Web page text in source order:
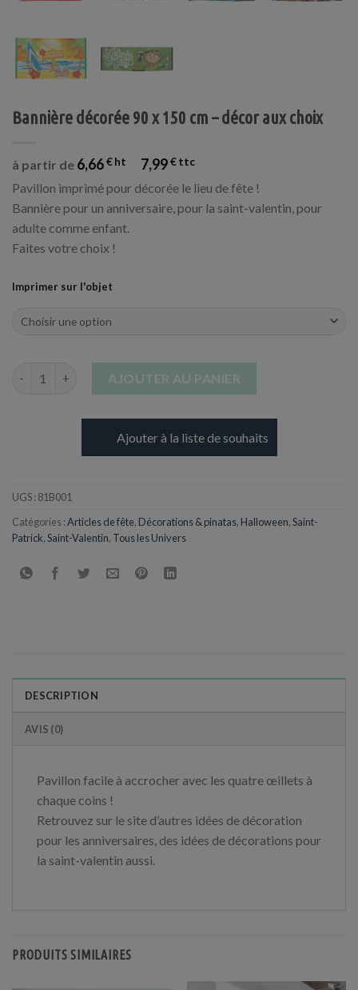
Bannière décorée 90 x 150 cm – décor aux choix
à partir de 6,66€ 7,99€
Pavillon imprimé pour décorée le lieu de fête !
Bannière pour un anniversaire, pour la saint-valentin, pour
adulte comme enfant.
Faites votre choix !
Imprimer sur l'objet
AJOUTER AU PANIER
Ajouter à la liste de souhaits
UGS : 81B001
Catégories :Articles de fête, Décorations & pinatas, Halloween,Saint-
Patrick,Saint-Valentin, Tous les Univers
DESCRIPTION
AVIS (0)
Pavillon facile à accrocher avec les quatre œillets à
chaque coins !
Retrouvez sur le site d’autres idées de décoration
pour les anniversaires, des idées de décorations pour
la saint-valentin aussi.
PRODUITS SIMILAIRES